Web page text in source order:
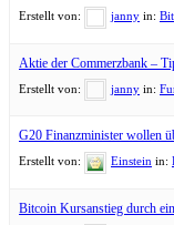
Erstellt von: janny in:
Aktie der Commerzbank –
Erstellt von: janny in:
G20 Finanzminister wollen
Erstellt von: Einstein in:
Bitcoin Kursanstieg durch